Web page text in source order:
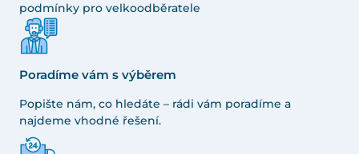
podmínky pro velkoodběratele
Poradíme vám s výběrem
Popište nám, co hledáte – rádi vám poradíme a
najdeme vhodné řešení.